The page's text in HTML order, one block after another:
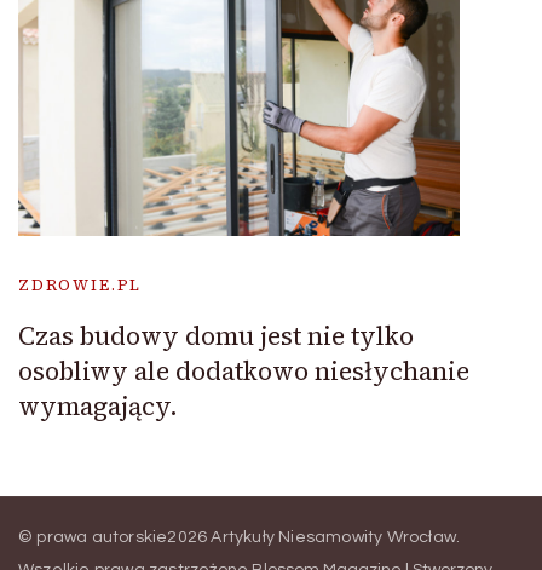
ZDROWIE.PL
Czas budowy domu jest nie tylko
osobliwy ale dodatkowo niesłychanie
wymagający.
© prawa autorskie2026Artykuły Niesamowity Wrocław.